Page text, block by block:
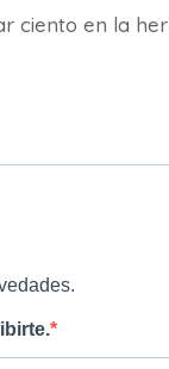
ciento en la